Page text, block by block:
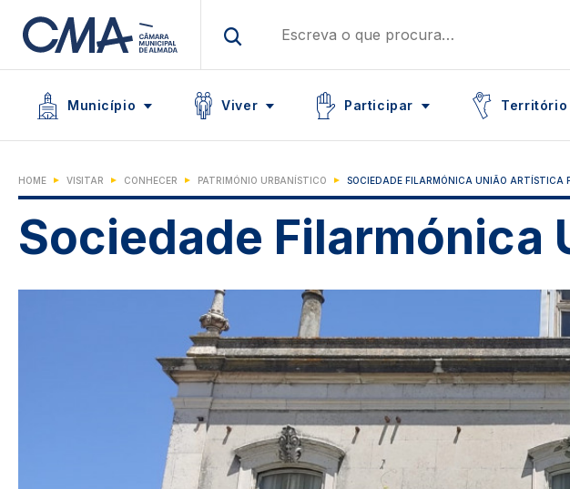
main
Main navigation
Município
Icon Viver
Icon Participar
Icon Território
Icon
HOME VISITAR CONHECER PATRIMÓNIO URBANÍSTICO SOCIEDADE FILARMÓNICA UNIÃO ARTÍSTICA
Sociedade Filarmónica